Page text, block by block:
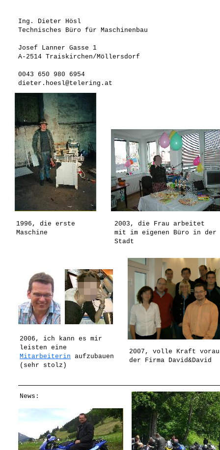
Ing. Dieter Hösl
Technisches Büro für Maschinenbau
Josef Lanner Gasse 1
A-2514 Traiskirchen/Möllersdorf
0043 650 980 6954
dieter.hoesl@telering.at
1996, die erste
Maschine
2003, die Frau arbeitet
mit im eigenen Büro in der
Stadt
2007, volle Kraft
der Firma David&David
2006, ich kann es mir
leisten eine
Mitarbeiterin aufzubauen
(sehr stolz)
News: